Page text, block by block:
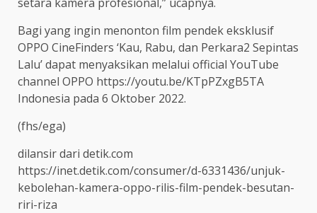
Bagi yang ingin menonton film pendek eksklusif
OPPO CineFinders ‘Kau, Rabu, dan Perkara2 Sepintas
Lalu’ dapat menyaksikan melalui official YouTube
channel OPPO https://youtu.be/KTpPZxgB5TA
Indonesia pada 6 Oktober 2022.
(fhs/ega)
dilansir dari detik.com
https://inet.detik.com/consumer/d-6331436/unjuk-
kebolehan-kamera-oppo-rilis-film-pendek-besutan-
riri-riza